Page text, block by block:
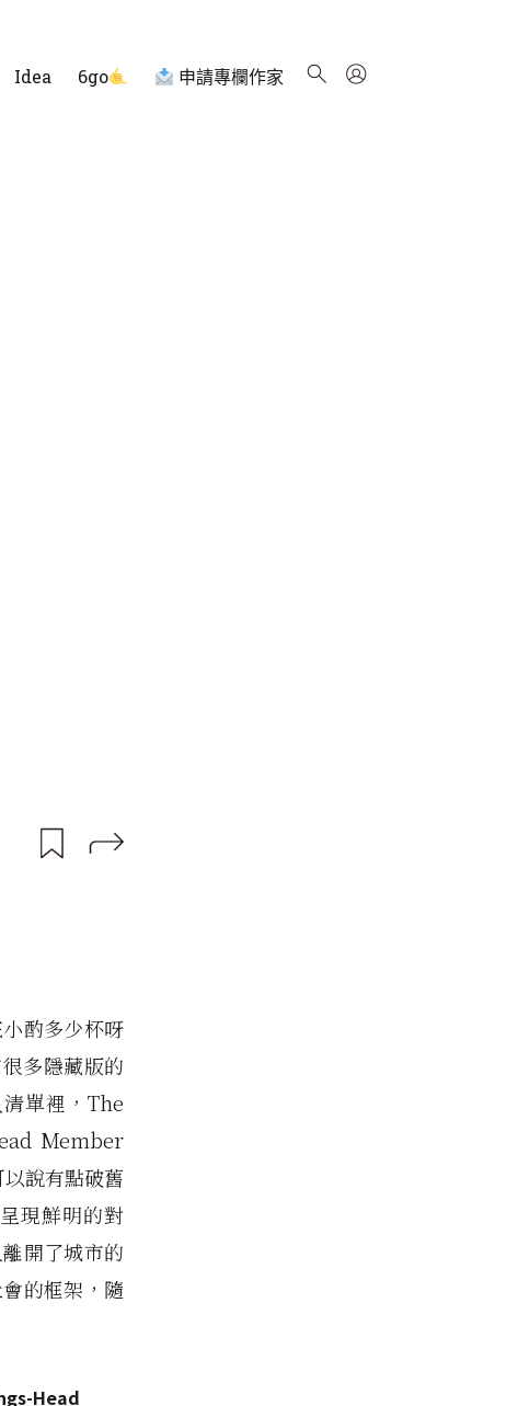
Idea 6go 申請專欄作家
酌多少杯呀
多隱藏版的
單裡，The
Member
說有點破舊
現鮮明的對
開了城市的
的框架，隨